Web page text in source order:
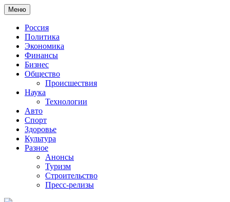
Меню
Россия
Политика
Экономика
Финансы
Бизнес
Общество
Происшествия
Наука
Технологии
Авто
Спорт
Здоровье
Культура
Разное
Анонсы
Туризм
Строительство
Пресс-релизы